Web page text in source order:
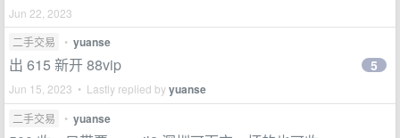
Jun 22, 2023
二手交易
• yuanse
出 615 新开 88vip
Jun 15, 2023 • Lastly replied byyuanse
5
二手交易 • yuanse